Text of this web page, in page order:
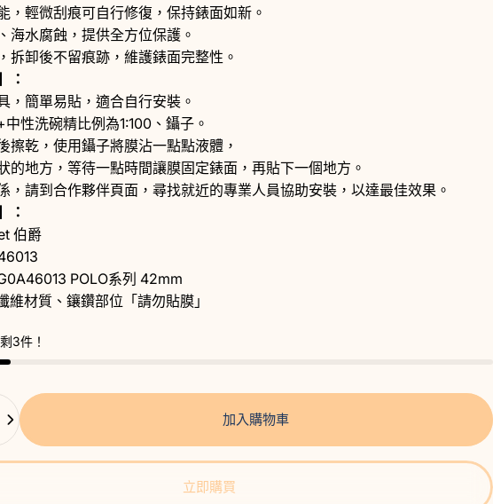
，輕微刮痕可自行修復，保持錶面如新。
海水腐蝕，提供全方位保護。
拆卸後不留痕跡，維護錶面完整性。
：
，簡單易貼，適合自行安裝。
性洗碗精比例為1:100、鑷子。
擦乾，使用鑷子將膜沾一點點液體，
的地方，等待一點時間讓膜固定錶面，再貼下一個地方。
，請到合作夥伴頁面，尋找就近的專業人員協助安裝，以達最佳效果。
：
伯爵
POLO系列 42mm
材質、鑲鑽部位「請勿貼膜」
3件！
加入購物車
立即購買